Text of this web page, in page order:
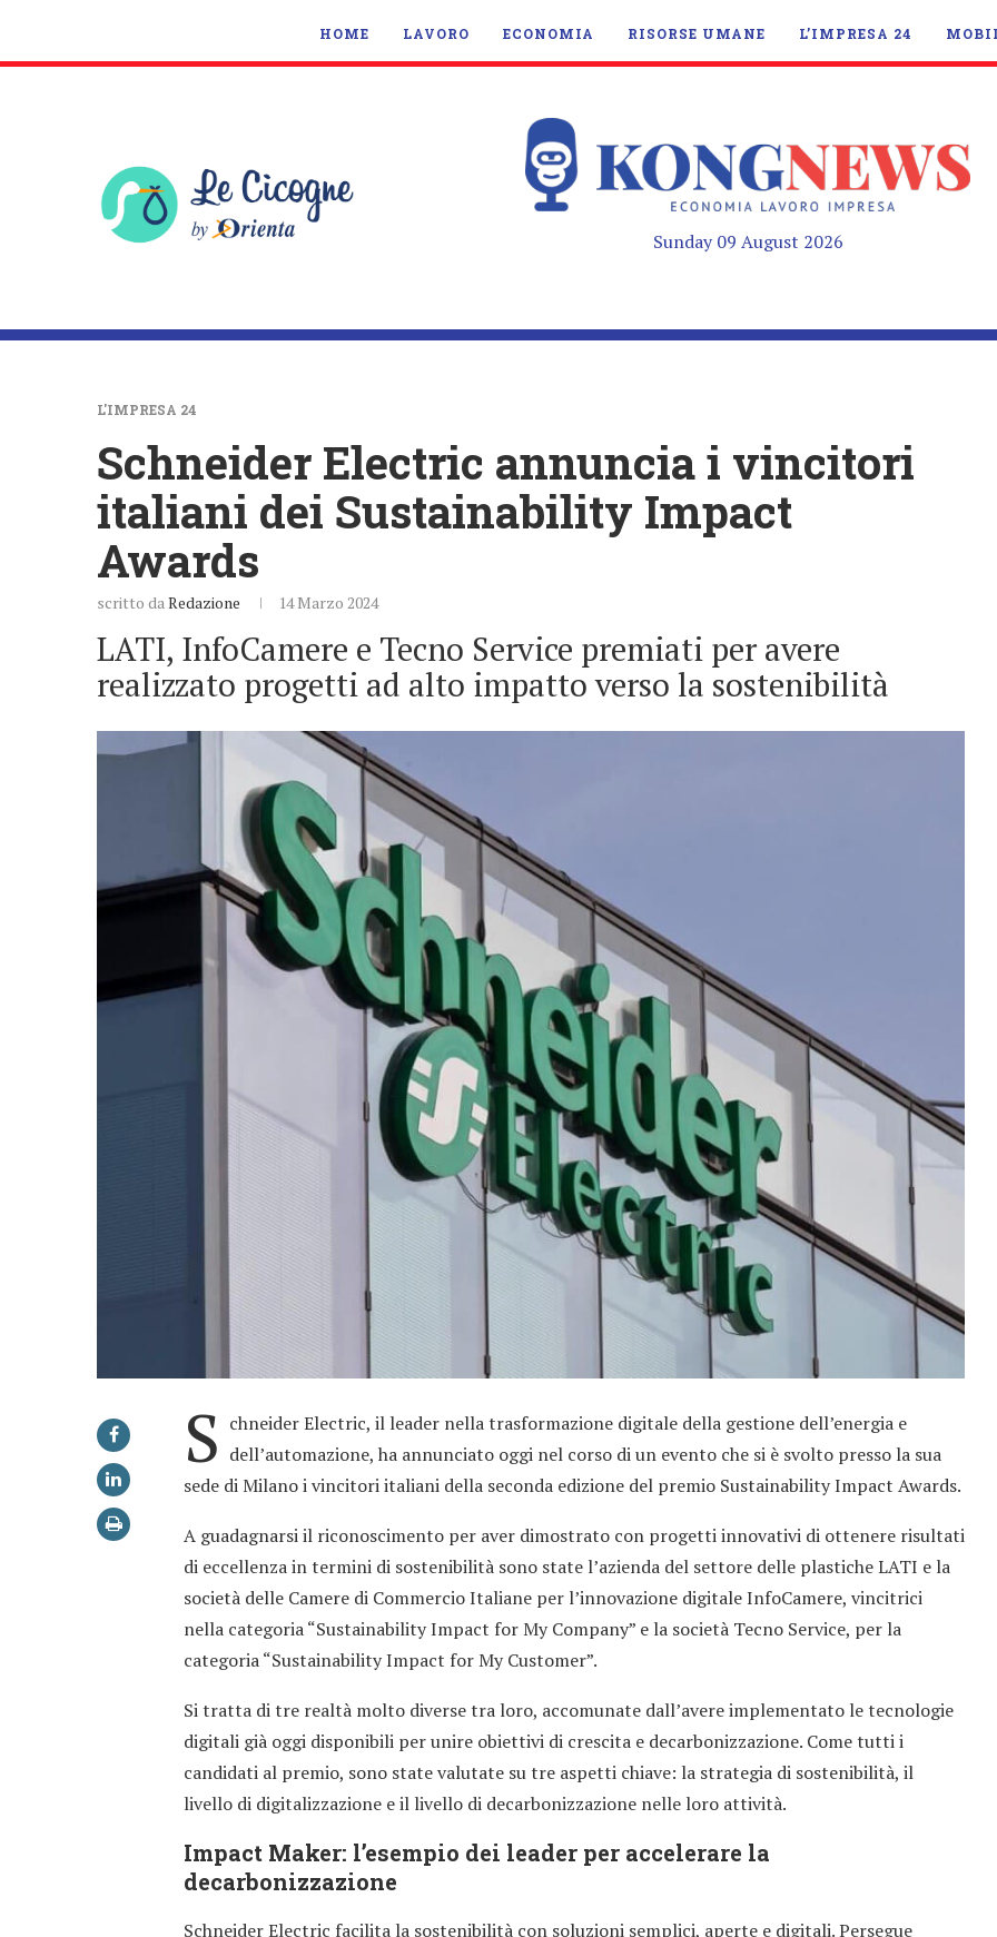
HOME LAVORO ECONOMIA RISORSE UMANE L’IMPRESA 24
Sunday 09 August 2026
L'IMPRESA 24
Schneider Electric annuncia i vincitori
italiani dei Sustainability Impact
Awards
scritto daRedazione 14 Marzo 2024
LATI, InfoCamere e Tecno Service premiati per avere
realizzato progetti ad alto impatto verso la sostenibilità
S chneider Electric, il leader nella trasformazione digitale della gestione dell’energia e
dell’automazione, ha annunciato oggi nel corso di un evento che si è svolto presso la sua
sede di Milano i vincitori italiani della seconda edizione del premio Sustainability Impact Awards.
A guadagnarsi il riconoscimento per aver dimostrato con progetti innovativi di ottenere risultati
di eccellenza in termini di sostenibilità sono state l’azienda del settore delle plastiche LATI e la
società delle Camere di Commercio Italiane per l’innovazione digitale InfoCamere, vincitrici
nella categoria “Sustainability Impact for My Company” e la società Tecno Service, per la
categoria “Sustainability Impact for My Customer”.
Si tratta di tre realtà molto diverse tra loro, accomunate dall’avere implementato le tecnologie
digitali già oggi disponibili per unire obiettivi di crescita e decarbonizzazione. Come tutti i
candidati al premio, sono state valutate su tre aspetti chiave: la strategia di sostenibilità, il
livello di digitalizzazione e il livello di decarbonizzazione nelle loro attività.
Impact Maker: l’esempio dei leader per accelerare la
decarbonizzazione
Schneider Electric facilita la sostenibilità con soluzioni semplici, aperte e digitali. Persegue